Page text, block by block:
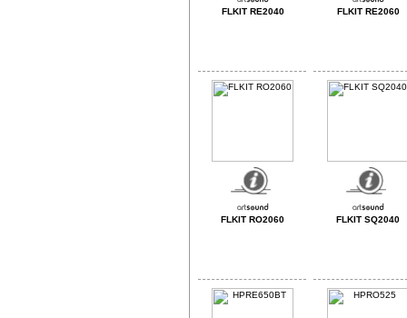
FLKIT RE2040 FLKIT RE2060
FLKIT RO2060 FLKIT SQ2040